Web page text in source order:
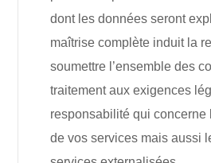
dont les données seront
maîtrise complète induit la
soumettre l’ensemble des
traitement aux exigences
responsabilité qui concerne
de vos services mais aussi